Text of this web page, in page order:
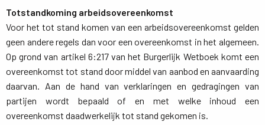
Totstandkoming arbeidsovereenkomst
Voor het tot stand komen van een arbeidsovereenkomst gelden
geen andere regels dan voor een overeenkomst in het algemeen.
Op grond van artikel 6:217 van het Burgerlijk Wetboek komt een
overeenkomst tot stand door middel van aanbod en aanvaarding
daarvan. Aan de hand van verklaringen en gedragingen van
partijen wordt bepaald of en met welke inhoud een
overeenkomst daadwerkelijk tot stand gekomen is.